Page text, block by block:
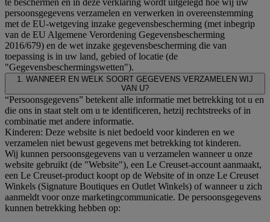
persoonsgegevens verzamelen en verwerken in overeenstemming
met de EU-wetgeving inzake gegevensbescherming (met inbegrip
van de EU Algemene Verordening Gegevensbescherming
2016/679) en de wet inzake gegevensbescherming die van
toepassing is in uw land, gebied of locatie (de
"Gegevensbeschermingswetten").
1. WANNEER EN WELK SOORT GEGEVENS VERZAMELEN WIJ
VAN U?
“Persoonsgegevens” betekent alle informatie met betrekking tot u en
die ons in staat stelt om u te identificeren, hetzij rechtstreeks of in
combinatie met andere informatie.
Kinderen: Deze website is niet bedoeld voor kinderen en we
verzamelen niet bewust gegevens met betrekking tot kinderen.
Wij kunnen persoonsgegevens van u verzamelen wanneer u onze
website gebruikt (de "Website"), een Le Creuset-account aanmaakt,
een Le Creuset-product koopt op de Website of in onze Le Creuset
Winkels (Signature Boutiques en Outlet Winkels) of wanneer u zich
aanmeldt voor onze marketingcommunicatie. De persoonsgegevens
kunnen betrekking hebben op: